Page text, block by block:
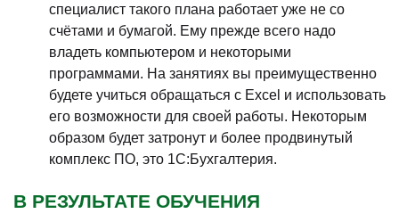
специалист такого плана работает уже не со
счётами и бумагой. Ему прежде всего надо
владеть компьютером и некоторыми
программами. На занятиях вы преимущественно
будете учиться обращаться с Excel и использовать
его возможности для своей работы. Некоторым
образом будет затронут и более продвинутый
комплекс ПО, это 1С:Бухгалтерия.
В РЕЗУЛЬТАТЕ ОБУЧЕНИЯ